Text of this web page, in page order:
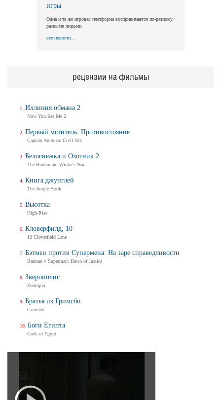
игры
Одна и та же игровая платформа воспринимается по-разному
разными людьми.
все новости...
рецензии на фильмы
Иллюзия обмана 2
Now You See Me 2
Первый мститель: Противостояние
Captain America: Civil War
Белоснежка и Охотник 2
The Huntsman: Winter's War
Книга джунглей
The Jungle Book
Высотка
High-Rise
Кловерфилд, 10
10 Cloverfield Lane
Бэтмен против Супермена: На заре справедливости
Batman v Superman: Dawn of Justice
Зверополис
Zootopia
Братья из Гримсби
Grimsby
Боги Египта
Gods of Egypt